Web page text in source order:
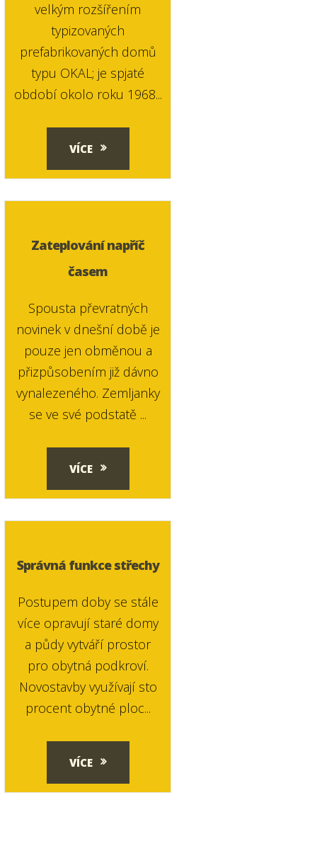
velkým rozšířením
typizovaných
prefabrikovaných domů
typu OKAL; je spjaté
období okolo roku 1968...
VÍCE
Zateplování napříč
časem
Spousta převratných
novinek v dnešní době je
pouze jen obměnou a
přizpůsobením již dávno
vynalezeného. Zemljanky
se ve své podstatě ...
VÍCE
Správná funkce střechy
Postupem doby se stále
více opravují staré domy
a půdy vytváří prostor
pro obytná podkroví.
Novostavby využívají sto
procent obytné ploc...
VÍCE